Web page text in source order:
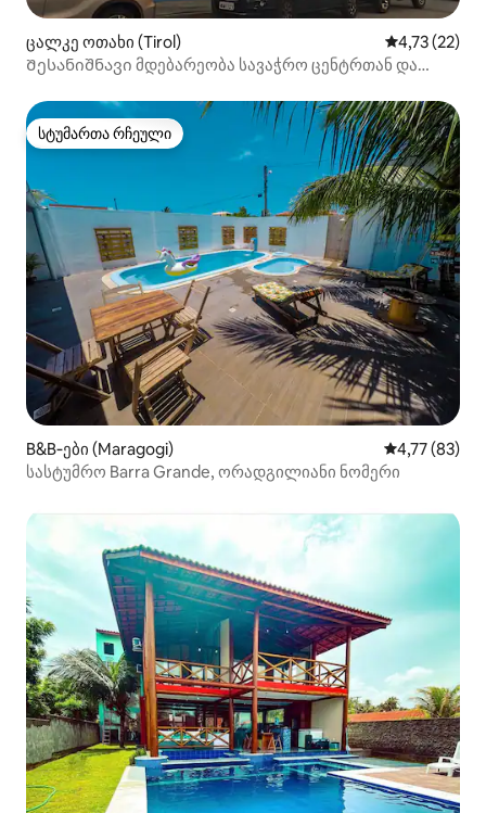
ცალკე ოთახი (Tirol) საშუალო
4,73 (22)
Შესანიშნავი მდებარეობა სავაჭრო ცენტრთან და
სტუმართა რჩეული
სტუმართა რჩეული
B&B‑ები (Maragogi) საშუალო
4,77 (83)
სასტუმრო Barra Grande, ორადგილიანი ნომერი